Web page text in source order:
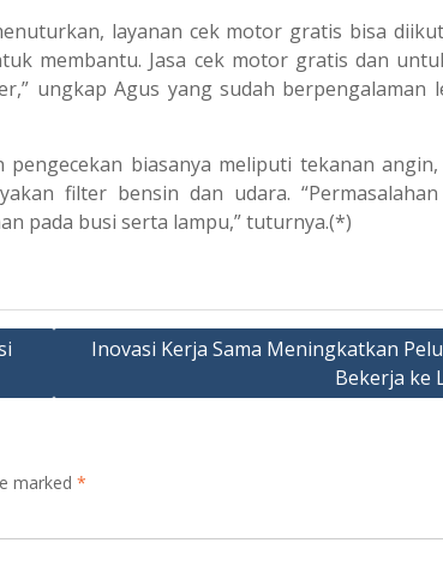
layanan cek motor gratis bisa
membantu. Jasa cek motor gratis dan
ungkap Agus yang sudah berpengalaman
pengecekan biasanya meliputi tekanan
filter bensin dan udara.
pada busi serta lampu,” tuturnya.(*)
Inovasi Kerja Sama Meningkatkan
Bekerja ke
marked *